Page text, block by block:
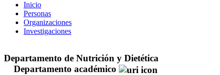
Inicio
Personas
Organizaciones
Investigaciones
Departamento de Nutrición y Dietética
Departamento académico